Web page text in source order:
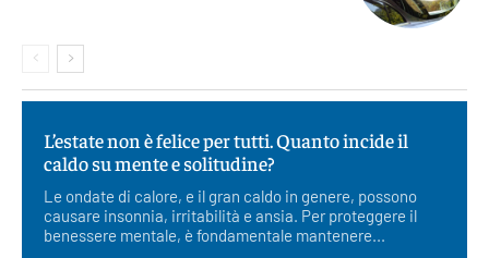
L’estate non è felice per tutti. Quanto incide il
caldo su mente e solitudine?
Le ondate di calore, e il gran caldo in genere, possono
causare insonnia, irritabilità e ansia. Per proteggere il
benessere mentale, è fondamentale mantenere...